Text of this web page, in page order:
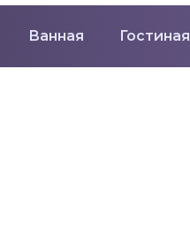
Ванная Гостиная